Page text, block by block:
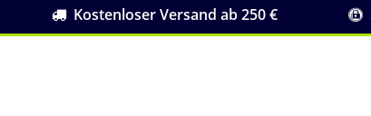
Kostenloser Versand ab 250 €